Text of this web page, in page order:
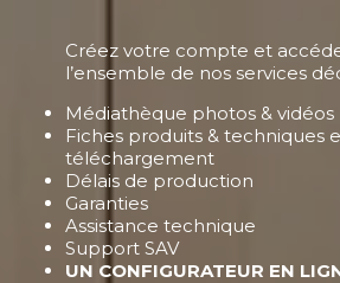
Créez votre compte et
l’ensemble de nos services
Médiathèque photos & vidéos
Fiches produits & techniques
téléchargement
Délais de production
Garanties
Assistance technique
Support SAV
UN CONFIGURATEUR EN